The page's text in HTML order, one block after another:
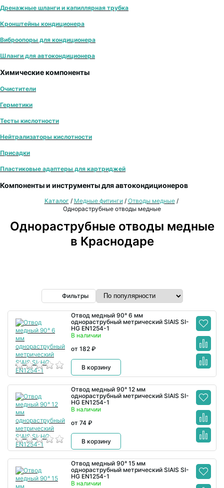
Дренажные шланги и капиллярная трубка
Кронштейны кондиционера
Виброопоры для кондиционера
Шланги для автокондиционера
Химические компоненты
Очистители
Герметики
Тесты кислотности
Нейтрализаторы кислотности
Присадки
Пластиковые адаптеры для картриджей
Компоненты и инструменты для автокондиционеров
Каталог / Медные фитинги/ Отводы медные/
Однораструбные отводы медные
Однораструбные отводы медные
в Краснодаре
Фильтры
Отвод медный 90° 6 мм
однораструбный метрический SIAIS SI-
HG EN1254-1
В наличии
от 182 ₽
В корзину
Отвод медный 90° 12 мм
однораструбный метрический SIAIS SI-
HG EN1254-1
В наличии
от 74 ₽
В корзину
Отвод медный 90° 15 мм
однораструбный метрический SIAIS SI-
HG EN1254-1
В наличии